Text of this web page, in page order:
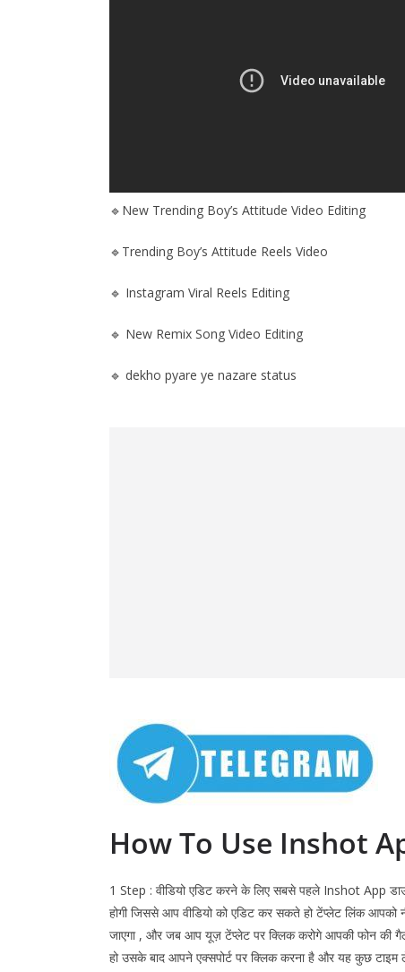
🔹New Trending Boy’s Attitude Video Editing
🔹Trending Boy’s Attitude Reels Video
🔹 Instagram Viral Reels Editing
🔹 New Remix Song Video Editing
🔹 dekho pyare ye nazare status
How To Use Inshot
1 Step : वीडियो एडिट करने के लिए सबसे पहले Inshot App
होगी जिससे आप वीडियो को एडिट कर सकते हो टेंप्लेट लिंक
जाएगा , और जब आप यूज़ टेंप्लेट पर क्लिक करोगे आपकी फोन की
हो उसके बाद आपने एक्सपोर्ट पर क्लिक करना है और यह कुछ टाइम